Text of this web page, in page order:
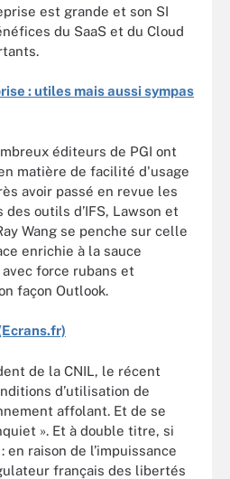
est grande et son SI
du SaaS et du Cloud
: utiles mais aussi sympas
éditeurs de PGI ont
matière de facilité d'usage
avoir passé en revue les
outils d’IFS, Lawson et
Wang se penche sur celle
enrichie à la sauce
force rubans et
façon Outlook.
de la CNIL, le récent
d’utilisation de
affolant. Et de se
». Et à double titre, si
en raison de l’impuissance
français des libertés